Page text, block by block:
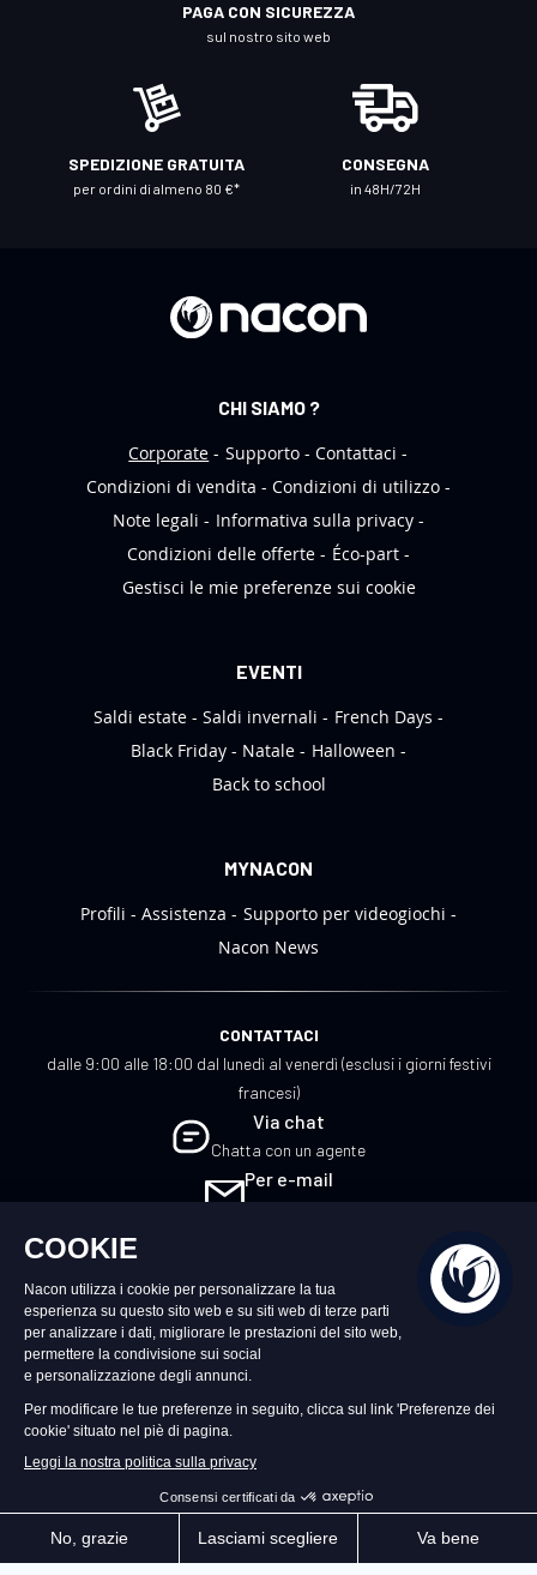
PAGA CON SICUREZZA
sul nostro sito web
SPEDIZIONE GRATUITA
per ordini di almeno 80 €*
CONSEGNA
in 48H/72H
CHI SIAMO ?
Corporate
Supporto
Contattaci
Condizioni di vendita
Condizioni di utilizzo
Note legali
Informativa sulla privacy
Condizioni delle offerte
Éco-part
Gestisci le mie preferenze sui cookie
EVENTI
Saldi estate
Saldi invernali
French Days
Black Friday
Natale
Halloween
Back to school
MYNACON
Profili
Assistenza
Supporto per videogiochi
Nacon News
CONTATTACI
dalle 9:00 alle 18:00 dal lunedì al venerdì (esclusi i giorni festivi
francesi)
Via chat
Chatta con un agente
Per e-mail
Scrivici
©2026 – Nacon | NACON™ è un marchio